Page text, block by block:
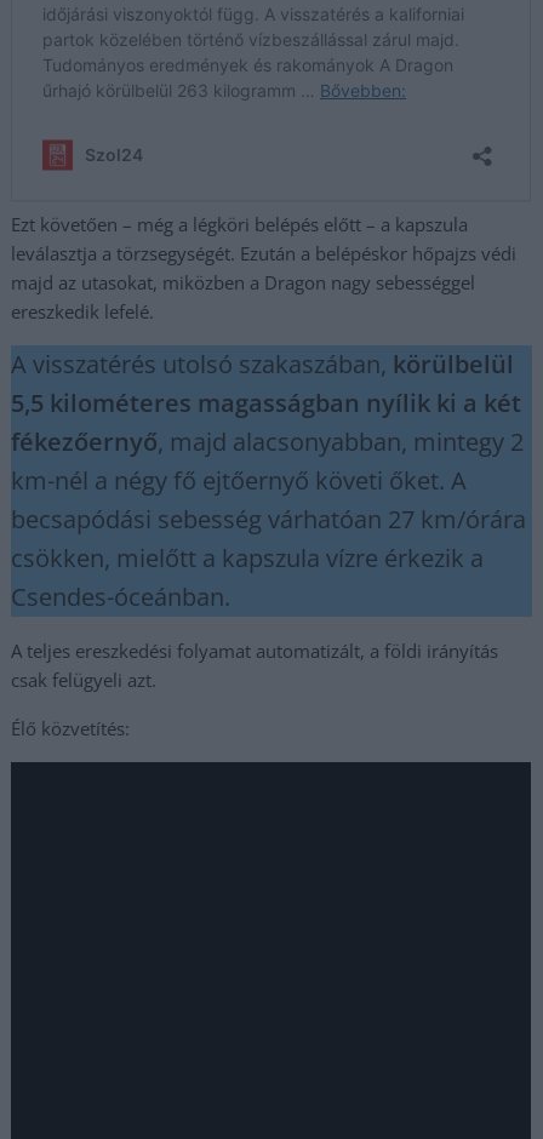
Ezt követően – még a légköri belépés előtt – a kapszula
leválasztja a törzsegységét. Ezután a belépéskor hőpajzs védi
majd az utasokat, miközben a Dragon nagy sebességgel
ereszkedik lefelé.
A visszatérés utolsó szakaszában, körülbelül
5,5 kilométeres magasságban nyílik ki a két
fékezőernyő, majd alacsonyabban, mintegy 2
km-nél a négy fő ejtőernyő követi őket. A
becsapódási sebesség várhatóan 27 km/órára
csökken, mielőtt a kapszula vízre érkezik a
Csendes-óceánban.
A teljes ereszkedési folyamat automatizált, a földi irányítás
csak felügyeli azt.
Élő közvetítés: